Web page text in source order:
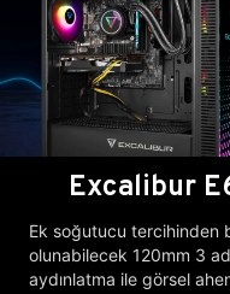
Excalibur
Ek soğutucu tercihinden
olunabilecek 120mm 3
aydınlatma ile görsel